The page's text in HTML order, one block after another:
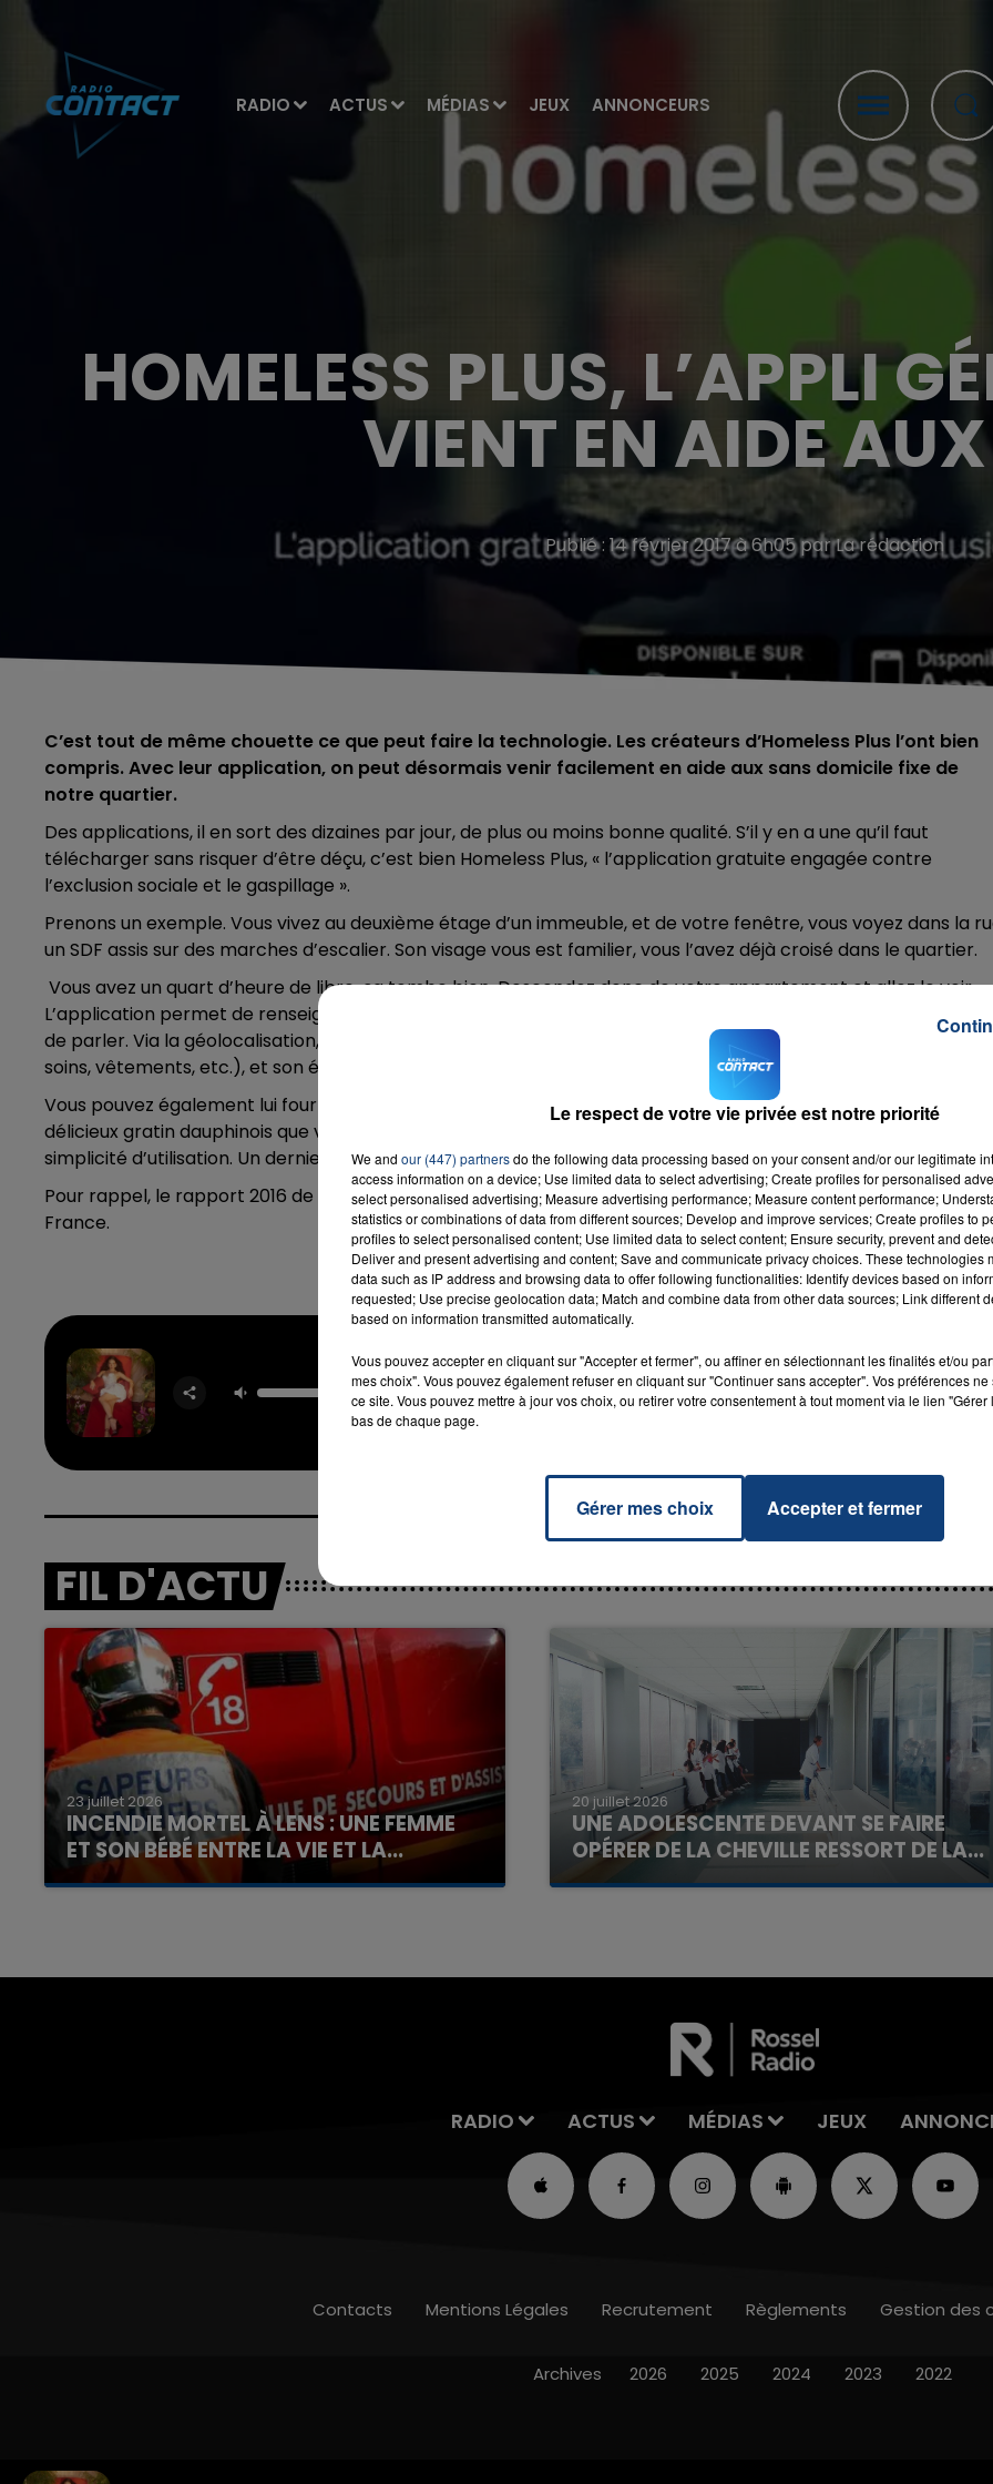
RADIO ACTUS MÉDIAS JEUX ANNONCEURS
HOMELESS PLUS, L’APPLI
VIENT EN AIDE
Publié : 14 février 2017 à 6h05 par La rédaction
C’est tout de même chouette ce que peut faire la technologie. Les créateurs d’Homeless Plus l’ont bien
compris. Avec leur application, on peut désormais venir facilement en aide aux sans domicile fixe de
notre quartier.
Des applications, il en sort des dizaines par jour, de plus ou moins bonne qualité. S’il y en a une qu’il faut
télécharger sans risquer d’être déçu, c’est bien Homeless Plus, « l’application gratuite engagée contre
l’exclusion sociale et le gaspillage ».
Prenons un exemple. Vous vivez au deuxième étage d’un immeuble, et de votre fenêtre, vous voyez dans la
un SDF assis sur des marches d’escalier. Son visage vous est familier, vous l’avez déjà croisé dans le quartier.
Vous avez un quart d’heure de libre, ça tombe bien. Descendez donc de votre appartement et allez le voir.
L’application permet de renseigner des champs importants sur la condition de l’homme avec qui vous venez
de parler. Via la géolocalisation, vous pouvez indiquer où il se trouve, ce dont il manque le plus (couverture,
soins, vêtements, etc.), et son état d’esprit.
Vous pouvez également lui fournir ces objets de première nécessité, ou vous souvenir qu’il vous reste de ce
délicieux gratin dauphinois que vous avez cuisiné pour six au lieu de deux. L’application est d’une très grande
simplicité d’utilisation. Un dernier onglet permet d’appeler le SAMU social en cas d’urgence.
Pour rappel, le rapport 2016 de la Fondation Abbé Pierre rapporte que 141 500 personnes vivent dans la rue
France.
One Track Mind
NAÏKA
RADIO CONTACT
FIL D'ACTU
23 juillet 2026
INCENDIE MORTEL À LENS : UNE FEMME
ET SON BÉBÉ ENTRE LA VIE ET LA...
Un homme s'est immolé par le feu après avoir
20 juillet 2026
UNE ADOLESCENTE DEVANT SE FAIRE
OPÉRER DE LA CHEVILLE RESSORT DE LA...
La famille a porté plainte contre la clinique qui a
La Team de l'été
RADIO ACTUS MÉDIAS JEUX
Contacts Mentions Légales Recrutement Règlements Gestion des
Archives 2026 2025 2024 2023 2022
Le respect de votre vie privée est notre priorité
We and our (447) partnersdo the following data processing based on your consent and/or our legitimate
access information on a device; Use limited data to select advertising; Create profiles for personalised
select personalised advertising; Measure advertising performance; Measure content performance;
statistics or combinations of data from different sources; Develop and improve services; Create profiles to
profiles to select personalised content; Use limited data to select content; Ensure security, prevent and
Deliver and present advertising and content; Save and communicate privacy choices. These technologies
data such as IP address and browsing data to offer following functionalities: Identify devices based on
requested; Use precise geolocation data; Match and combine data from other data sources; Link different
based on information transmitted automatically.
Vous pouvez accepter en cliquant sur "Accepter et fermer", ou affiner en sélectionnant les finalités et/ou
mes choix". Vous pouvez également refuser en cliquant sur "Continuer sans accepter". Vos préférences
ce site. Vous pouvez mettre à jour vos choix, ou retirer votre consentement à tout moment via le lien
bas de chaque page.
Gérer mes choix Accepter et fermer